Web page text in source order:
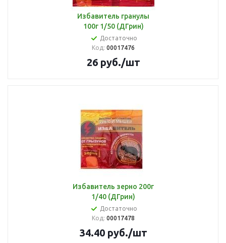
Избавитель гранулы
100г 1/50 (ДГрин)
Достаточно
Код: 00017476
26руб./шт
Избавитель зерно 200г
1/40 (ДГрин)
Достаточно
Код: 00017478
34.40руб./шт